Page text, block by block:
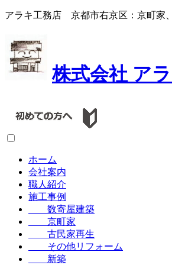
アラキ工務店 京都市右京区：京町家
株式会社 ア
ホーム
会社案内
職人紹介
施工事例
数寄屋建築
京町家
古民家再生
その他リフォーム
新築